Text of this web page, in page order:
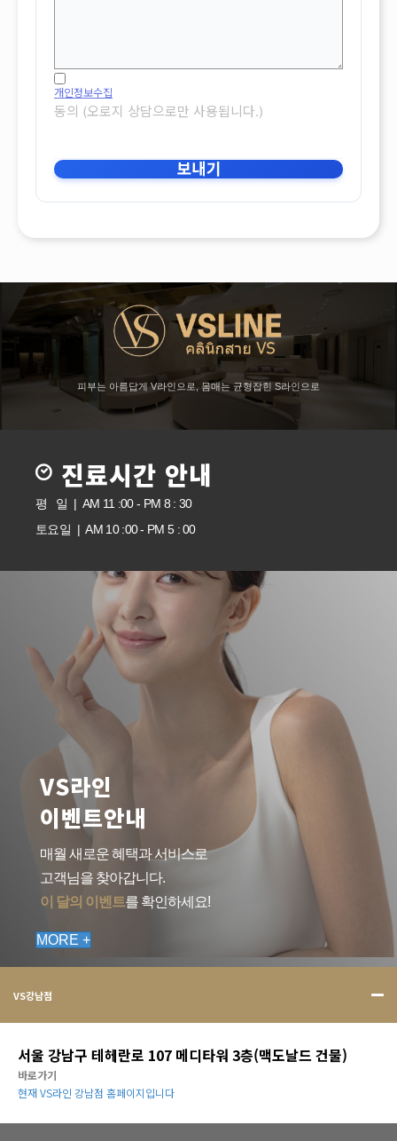
개인정보수집
동의 (오로지 상담으로만 사용됩니다.)
보내기
피부는 아름답게 V라인으로, 몸매는 균형잡힌 S라인으로
진료시간 안내
평 일 | AM 11 :00 - PM 8 : 30
토요일 | AM 10 :00 - PM 5 : 00
VS라인
이벤트안내
매월 새로운 혜택과 서비스로
고객님을 찾아갑니다.
이 달의 이벤트를 확인하세요!
MORE +
VS강남점
서울 강남구 테헤란로 107 메디타워 3층(맥도날드 건물)
바로가기
현재 VS라인 강남점 홈페이지입니다